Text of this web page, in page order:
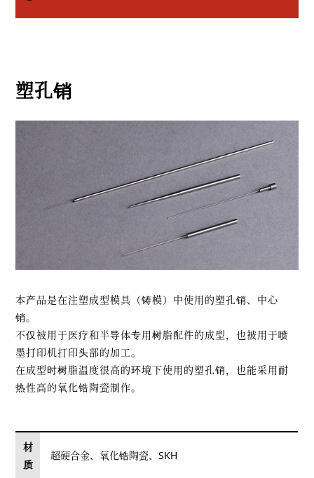
塑孔销
本产品是在注塑成型模具（铸模）中使用的塑孔销、中心
销。
不仅被用于医疗和半导体专用树脂配件的成型，也被用于喷
墨打印机打印头部的加工。
在成型时树脂温度很高的环境下使用的塑孔销，也能采用耐
热性高的氧化锆陶瓷制作。
材
质
超硬合金、氧化锆陶瓷、SKH